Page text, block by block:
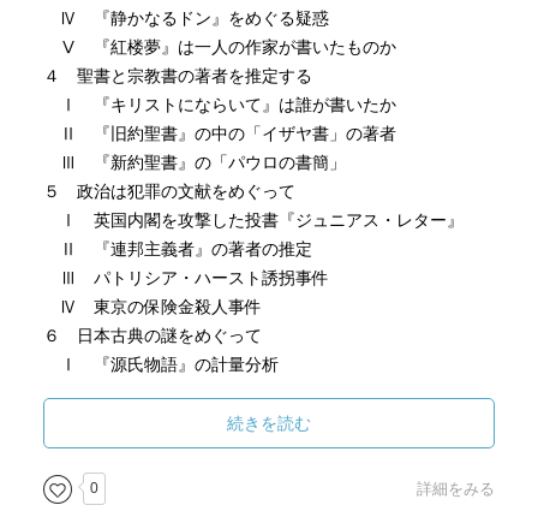
Ⅳ 『静かなるドン』をめぐる疑惑
Ⅴ 『紅楼夢』は一人の作家が書いたものか
４ 聖書と宗教書の著者を推定する
Ⅰ 『キリストにならいて』は誰が書いたか
Ⅱ 『旧約聖書』の中の「イザヤ書」の著者
Ⅲ 『新約聖書』の「パウロの書簡」
５ 政治は犯罪の文献をめぐって
Ⅰ 英国内閣を攻撃した投書『ジュニアス・レター』
Ⅱ 『連邦主義者』の著者の推定
Ⅲ パトリシア・ハースト誘拐事件
Ⅳ 東京の保険金殺人事件
６ 日本古典の謎をめぐって
Ⅰ 『源氏物語』の計量分析
７ 文体の変化とこころの変化
Ⅰ 川端康成の文体の変化
Ⅱ 日蓮の文体の変化
続きを読む
0 詳細をみる